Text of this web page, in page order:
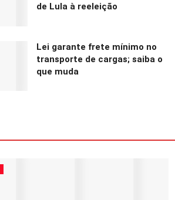
de Lula à reeleição
Lei garante frete mínimo no
transporte de cargas; saiba o
que muda